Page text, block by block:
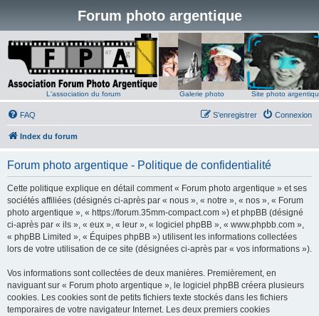
Forum photo argentique
L'association du forum Galerie photo Site photo
FAQ Connexion
S’enregistrer
Index du forum
Forum photo argentique - Politique de confidentialité
Cette politique explique en détail comment « Forum photo argentique » et ses
sociétés affiliées (désignés ci-après par « nous », « notre », « nos », « Forum
photo argentique », « https://forum.35mm-compact.com ») et phpBB (désigné
ci-après par « ils », « eux », « leur », « logiciel phpBB », « www.phpbb.com »,
« phpBB Limited », « Équipes phpBB ») utilisent les informations collectées
lors de votre utilisation de ce site (désignées ci-après par « vos informations »).
Vos informations sont collectées de deux manières. Premièrement, en
naviguant sur « Forum photo argentique », le logiciel phpBB créera plusieurs
cookies. Les cookies sont de petits fichiers texte stockés dans les fichiers
temporaires de votre navigateur Internet. Les deux premiers cookies